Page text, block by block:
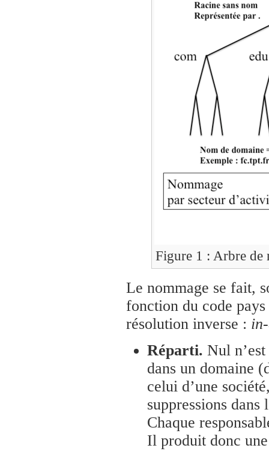
Figure 1 : Arbre de
Le nommage se fait,
fonction du code
résolution inverse :
Réparti. Nul
dans un domaine
celui d’une
suppressions dans
Chaque
Il produit donc